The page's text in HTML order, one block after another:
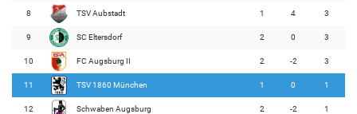
8 TSV Aubstadt 1 4 3
9 SC Eltersdorf 2 0 3
10 FC Augsburg II 2 -2 3
11 TSV 1860 München 1 0 1
12 Schwaben Augsburg 2 -2 1